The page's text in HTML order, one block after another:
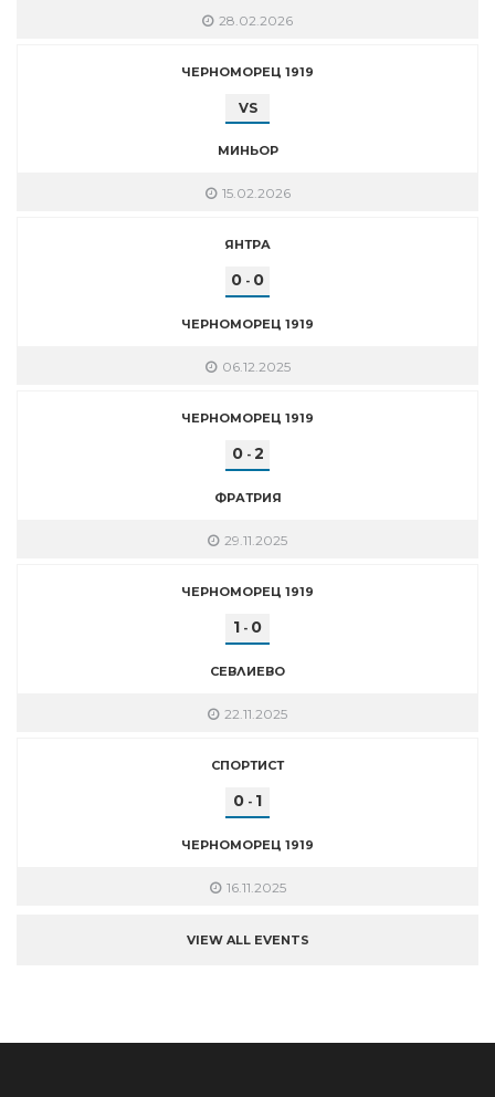
28.02.2026
ЧЕРНОМОРЕЦ 1919
VS
МИНЬОР
15.02.2026
ЯНТРА
0 - 0
ЧЕРНОМОРЕЦ 1919
06.12.2025
ЧЕРНОМОРЕЦ 1919
0- 2
ФРАТРИЯ
29.11.2025
ЧЕРНОМОРЕЦ 1919
1 - 0
СЕВЛИЕВО
22.11.2025
СПОРТИСТ
0 - 1
ЧЕРНОМОРЕЦ 1919
16.11.2025
VIEW ALL EVENTS